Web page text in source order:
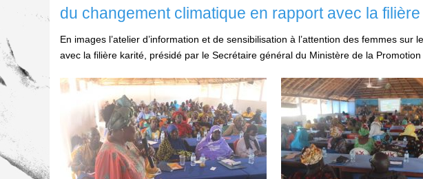
du changement climatique en rapport avec la
En images l’atelier d’information et de sensibilisation à l’attention des femmes
avec la filière karité, présidé par le Secrétaire général du Ministère de la